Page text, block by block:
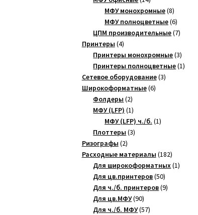
товаров
МФУ монохромные 88
товаров
МФУ полноцветные 66
товаров
ЦПМ производительные 77
Принтеры 44
товара
Принтеры монохромные 33
товара
Принтеры полноцветные 11
Сетевое оборудование 33
Широкоформатные 66
Фолдеры 22
товара
МФУ (LFP) 11
товар
МФУ (LFP) ч./б. 11
Плоттеры 33
Ризографы 22
товара
Расходные материалы 182182
товара
Для широкоформатных 11
Для цв.принтеров 5050
товаров
Для ч./б. принтеров 99
Для цв.МФУ 9090
товаров
Для ч./б. МФУ 5757